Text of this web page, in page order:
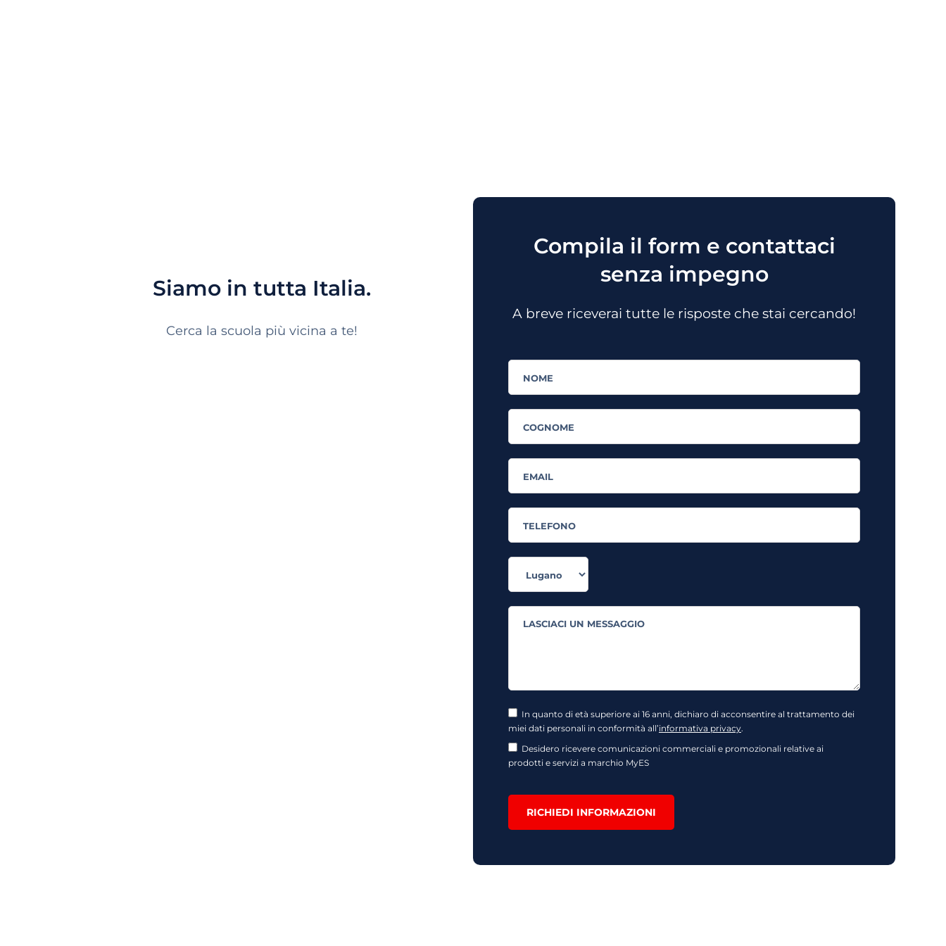
Siamo in tutta Italia.
Cerca la scuola più vicina a te!
Compila il form e contattaci
senza impegno
A breve riceverai tutte le risposte che stai cercando!
In quanto di età superiore ai 16 anni, dichiaro di acconsentire al trattamento dei
miei dati personali in conformità all’informativa privacy.
Desidero ricevere comunicazioni commerciali e promozionali relative ai
prodotti e servizi a marchio MyES
RICHIEDI INFORMAZIONI